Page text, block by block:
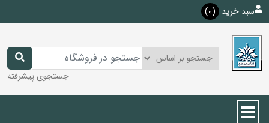
سبد خرید (0)
جستجوی پیشرفته